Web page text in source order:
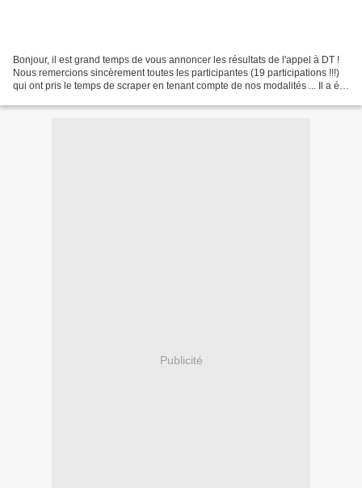
Bonjour, il est grand temps de vous annoncer les résultats de l'appel à DT !
Nous remercions sincèrement toutes les participantes (19 participations !!!)
qui ont pris le temps de scraper en tenant compte de nos modalités ... Il a été
Publicité